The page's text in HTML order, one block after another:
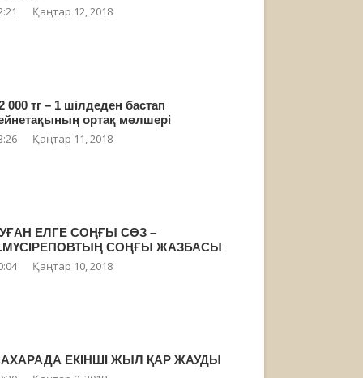
Қаңтар 12, 2018
000 тг – 1 шілдеден бастап
ортақ мөлшері
Қаңтар 11, 2018
ЕЛГЕ СОҢҒЫ СӨЗ –
СОҢҒЫ ЖАЗБАСЫ
Қаңтар 10, 2018
ЕКІНШІ ЖЫЛ ҚАР ЖАУДЫ